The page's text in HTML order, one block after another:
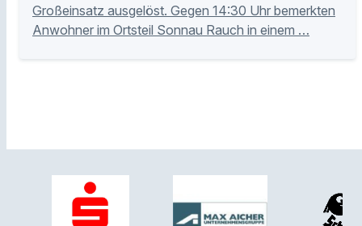
Großeinsatz ausgelöst. Gegen 14:30 Uhr bemerkten
Anwohner im Ortsteil Sonnau Rauch in einem …